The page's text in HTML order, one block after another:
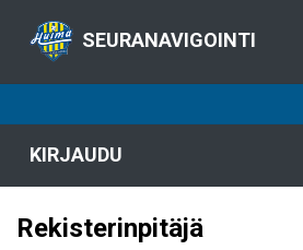
SEURANAVIGOINTI
KIRJAUDU
Rekisterinpitäjä